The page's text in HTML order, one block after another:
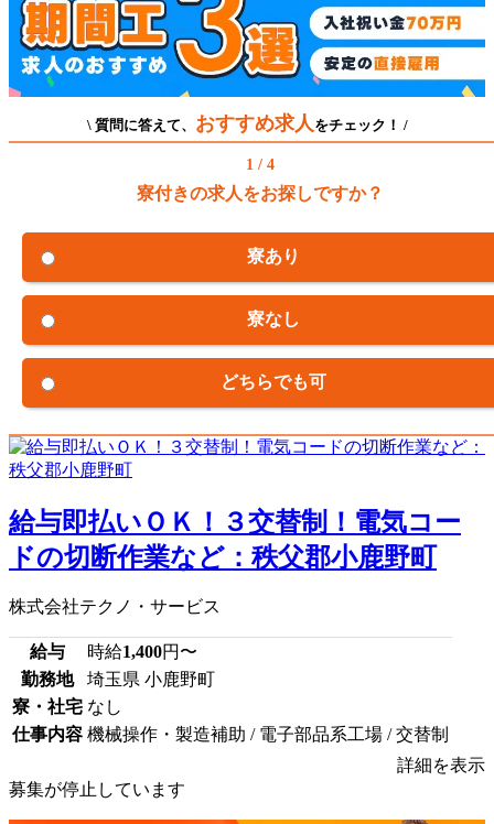
\ 質問に答えて、 おすすめ求人 をチェック！ /
1 / 4
寮付きの求人をお探しですか？
寮あり
寮なし
どちらでも可
給与即払いＯＫ！３交替制！電気コー
ドの切断作業など：秩父郡小鹿野町
株式会社テクノ・サービス
給与 時給1,400円〜
勤務地
埼玉県 小鹿野町
寮・社宅 なし
仕事内容 機械操作・製造補助 / 電子部品系工場 / 交替制
詳細を表示
募集が停止しています